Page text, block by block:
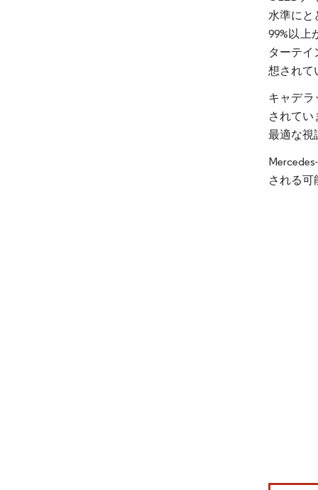
水準にと
99%以上
ターテ
想されて
キャデラ
されて
最適な視
される可
画像 ©